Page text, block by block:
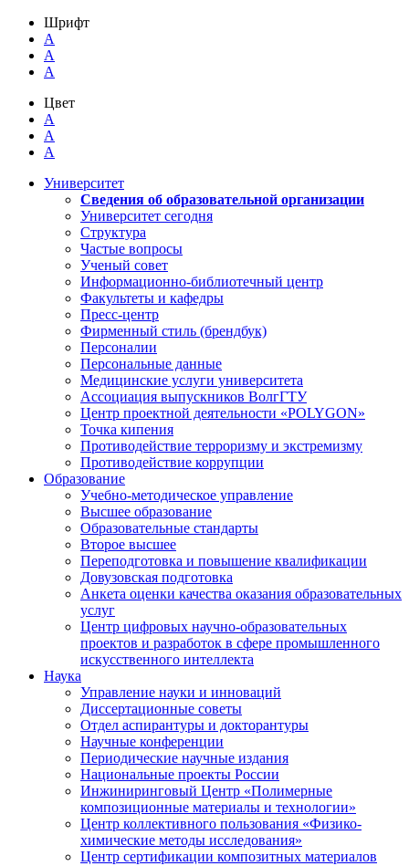
Шрифт
A
A
A
Цвет
A
A
A
Университет
Сведения об образовательной организации
Университет сегодня
Структура
Частые вопросы
Ученый совет
Информационно-библиотечный центр
Факультеты и кафедры
Пресс-центр
Фирменный стиль (брендбук)
Персоналии
Персональные данные
Медицинские услуги университета
Ассоциация выпускников ВолгГТУ
Центр проектной деятельности «POLYGON»
Точка кипения
Противодействие терроризму и экстремизму
Противодействие коррупции
Образование
Учебно-методическое управление
Высшее образование
Образовательные стандарты
Второе высшее
Переподготовка и повышение квалификации
Довузовская подготовка
Анкета оценки качества оказания образовательных
услуг
Центр цифровых научно-образовательных
проектов и разработок в сфере промышленного
искусственного интеллекта
Наука
Управление науки и инноваций
Диссертационные советы
Отдел аспирантуры и докторантуры
Научные конференции
Периодические научные издания
Национальные проекты России
Инжиниринговый Центр «Полимерные
композиционные материалы и технологии»
Центр коллективного пользования «Физико-
химические методы исследования»
Центр сертификации композитных материалов